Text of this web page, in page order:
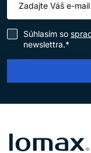
Súhlasím so
newslettra.*
LOMAX